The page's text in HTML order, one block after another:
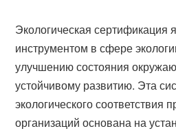
Экологическая сертификация
инструментом в сфере
улучшению состояния
устойчивому развитию. Эта
экологического соответствия
организаций основана на